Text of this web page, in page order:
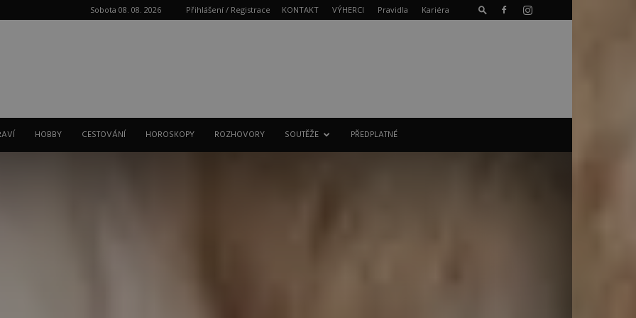
Sobota 08. 08. 2026 Přihlášení / Registrace KONTAKT VÝHERCI Pravidla Kariéra
HOBBY CESTOVÁNÍ HOROSKOPY ROZHOVORY SOUTĚŽE PŘEDPLATNÉ